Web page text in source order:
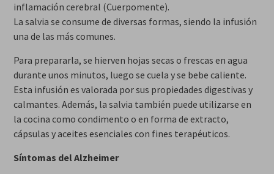
inflamación cerebral (Cuerpomente).
La salvia se consume de diversas formas, siendo la infusión
una de las más comunes.
Para prepararla, se hierven hojas secas o frescas en agua
durante unos minutos, luego se cuela y se bebe caliente.
Esta infusión es valorada por sus propiedades digestivas y
calmantes. Además, la salvia también puede utilizarse en
la cocina como condimento o en forma de extracto,
cápsulas y aceites esenciales con fines terapéuticos.
Síntomas del Alzheimer